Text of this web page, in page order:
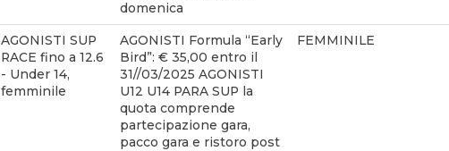
domenica
AGONISTI SUP
RACE fino a 12.6
- Under 14,
femminile
AGONISTI Formula “Early
Bird”: € 35,00 entro il
31//03/2025 AGONISTI
U12 U14 PARA SUP la
quota comprende
partecipazione gara,
pacco gara e ristoro post
FEMMINILE